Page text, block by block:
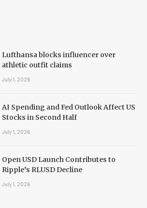
Lufthansa blocks influencer over
athletic outfit claims
July 1, 2026
AI Spending and Fed Outlook Affect US
Stocks in Second Half
July 1, 2026
Open USD Launch Contributes to
Ripple’s RLUSD Decline
July 1, 2026